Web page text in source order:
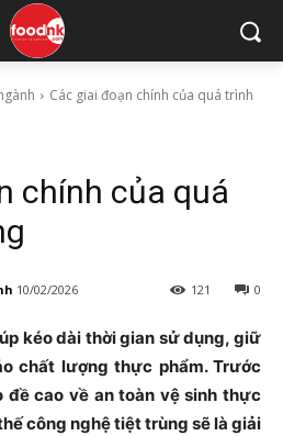
Các giai đoạn chính của quá trình
chính của quá
10/02/2026 0
121
kéo dài thời gian sử dụng, giữ
chất lượng thực phẩm. Trước
đề cao về an toàn vệ sinh thực
công nghệ tiệt trùng sẽ là giải